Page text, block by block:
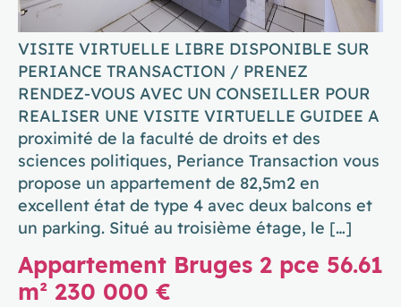
VISITE VIRTUELLE LIBRE DISPONIBLE SUR
PERIANCE TRANSACTION / PRENEZ
RENDEZ-VOUS AVEC UN CONSEILLER POUR
REALISER UNE VISITE VIRTUELLE GUIDEE A
proximité de la faculté de droits et des
sciences politiques, Periance Transaction vous
propose un appartement de 82,5m2 en
excellent état de type 4 avec deux balcons et
un parking. Situé au troisième étage, le […]
Appartement Bruges 2 pce 56.61
m² 230 000 €